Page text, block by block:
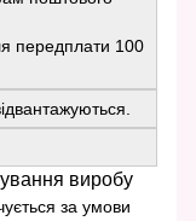
передплати 100
виробу
за умови